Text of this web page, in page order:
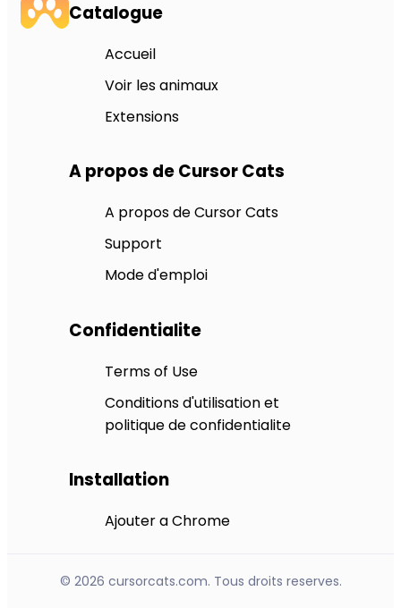
Catalogue
Accueil
Voir les animaux
Extensions
A propos de Cursor Cats
A propos de Cursor Cats
Support
Mode d'emploi
Confidentialite
Terms of Use
Conditions d'utilisation et
politique de confidentialite
Installation
Ajouter a Chrome
© 2026 cursorcats.com. Tous droits reserves.